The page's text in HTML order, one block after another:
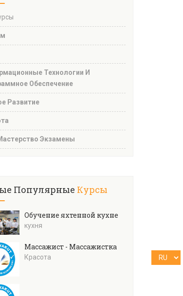
Технологии И
Обеспечение
Развитие
Экзамены
Популярные Курсы
Обучение яхтенной кухне
кухня
Массажист - Массажистка
Красота